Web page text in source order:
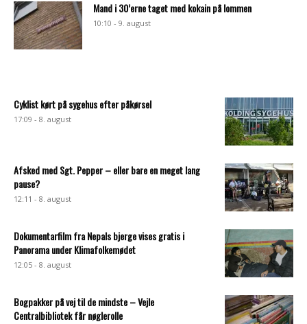
Mand i 30’erne taget med kokain på lommen
10:10 - 9. august
Cyklist kørt på sygehus efter påkørsel
17:09 - 8. august
Afsked med Sgt. Pepper – eller bare en meget lang
pause?
12:11 - 8. august
Dokumentarfilm fra Nepals bjerge vises gratis i
Panorama under Klimafolkemødet
12:05 - 8. august
Bogpakker på vej til de mindste – Vejle
Centralbibliotek får nøglerolle